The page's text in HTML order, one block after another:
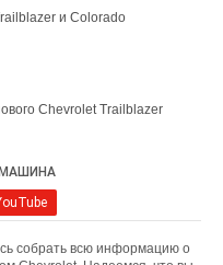
и Colorado
Chevrolet Trailblazer
собрать всю информацию о